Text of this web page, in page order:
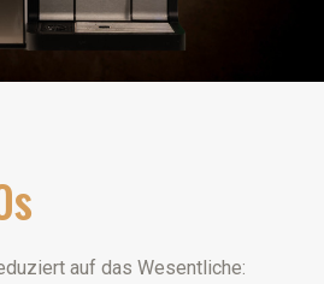
auf das Wesentliche: